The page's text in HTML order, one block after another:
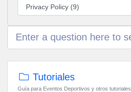
Tutoriales
Guía para Eventos Deportivos y otros tutoriales